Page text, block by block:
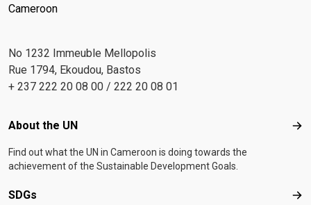
Cameroon
No 1232 Immeuble Mellopolis
Rue 1794, Ekoudou, Bastos
+ 237 222 20 08 00 / 222 20 08 01
Footer menu
About the UN
Find out what the UN in Cameroon is doing towards the
achievement of the Sustainable Development Goals.
SDGs